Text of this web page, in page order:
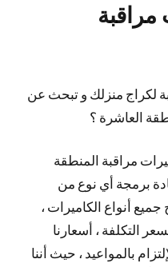
لكراج منزلك و تبحث عن
العاشرة ؟
مراقبة المنطقة
برمجة أي نوع من
أنواع الكاميرات ،
التكلفة ، أسعارنا
بالمواعيد ، حيث أننا